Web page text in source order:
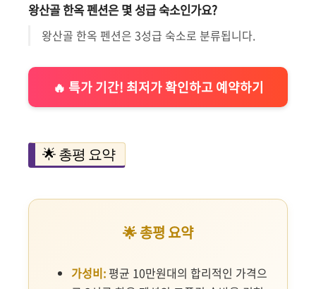
왕산골 한옥 펜션은 몇 성급 숙소인가요?
왕산골 한옥 펜션은 3성급 숙소로 분류됩니다.
🔥 특가 기간! 최저가 확인하고 예약하기
🌟 총평 요약
🌟 총평 요약
가성비: 평균 10만원대의 합리적인 가격으